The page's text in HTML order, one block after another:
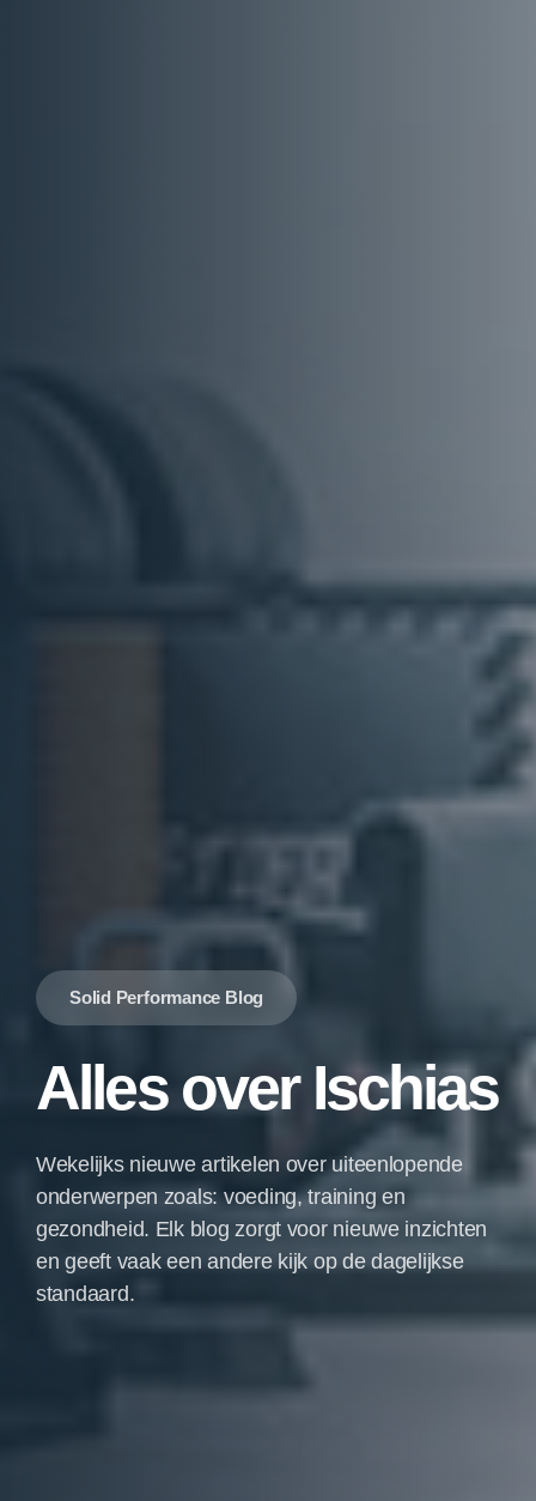
Solid Performance Blog
Alles over Ischias
Wekelijks nieuwe artikelen over uiteenlopende
onderwerpen zoals: voeding, training en
gezondheid. Elk blog zorgt voor nieuwe inzichten
en geeft vaak een andere kijk op de dagelijkse
standaard.